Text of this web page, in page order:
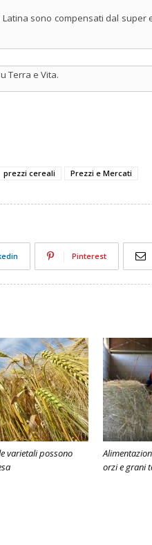
sono compensati dal super
Terra e Vita.
prezzi cereali Prezzi e Mercati
Pinterest
varietali possono
orzi e grani